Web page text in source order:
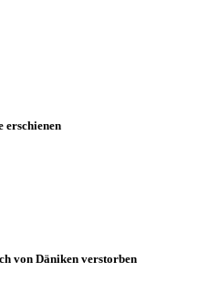
erschienen
von Däniken verstorben